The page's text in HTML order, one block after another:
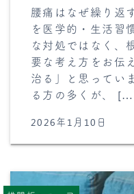
腰痛はなぜ繰り返
を医学的・生活習
な対処ではなく、
要な考え方をお伝
治る」と思ってい
る方の多くが、
2026年1月10日